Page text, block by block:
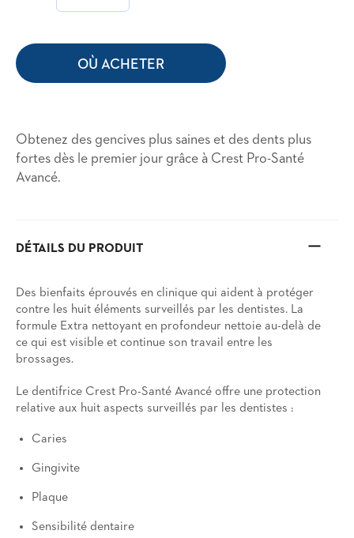
OÙ ACHETER
Obtenez des gencives plus saines et des dents plus
fortes dès le premier jour grâce à Crest Pro-Santé
Avancé.
DÉTAILS DU PRODUIT
Des bienfaits éprouvés en clinique qui aident à protéger
contre les huit éléments surveillés par les dentistes. La
formule Extra nettoyant en profondeur nettoie au-delà de
ce qui est visible et continue son travail entre les
brossages.
Le dentifrice Crest Pro-Santé Avancé offre une protection
relative aux huit aspects surveillés par les dentistes :
Caries
Gingivite
Plaque
Sensibilité dentaire